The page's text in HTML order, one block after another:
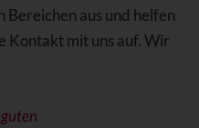
Bereichen aus und helfen
Kontakt mit uns auf. Wir